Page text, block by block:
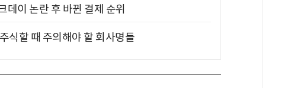
이 논란 후 바뀐 결제 순위
식할 때 주의해야 할 회사명들